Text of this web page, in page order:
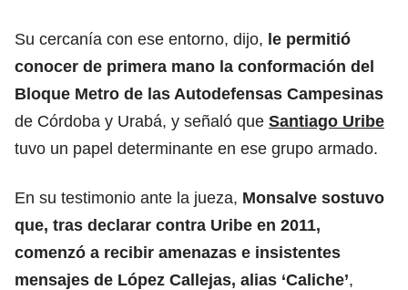
Su cercanía con ese entorno, dijo, le permitió
conocer de primera mano la conformación del
Bloque Metro de las Autodefensas Campesinas
de Córdoba y Urabá, y señaló que Santiago Uribe
tuvo un papel determinante en ese grupo armado.
En su testimonio ante la jueza, Monsalve sostuvo
que, tras declarar contra Uribe en 2011,
comenzó a recibir amenazas e insistentes
mensajes de López Callejas, alias ‘Caliche’,